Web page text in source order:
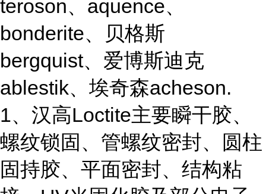
teroson、aquence、
bonderite、贝格斯
bergquist、爱博斯迪克
ablestik、埃奇森acheson.
1、汉高Loctite主要瞬干胶、
螺纹锁固、管螺纹密封、圆柱
固持胶、平面密封、结构粘